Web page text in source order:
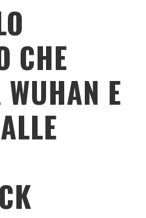
CHE
E